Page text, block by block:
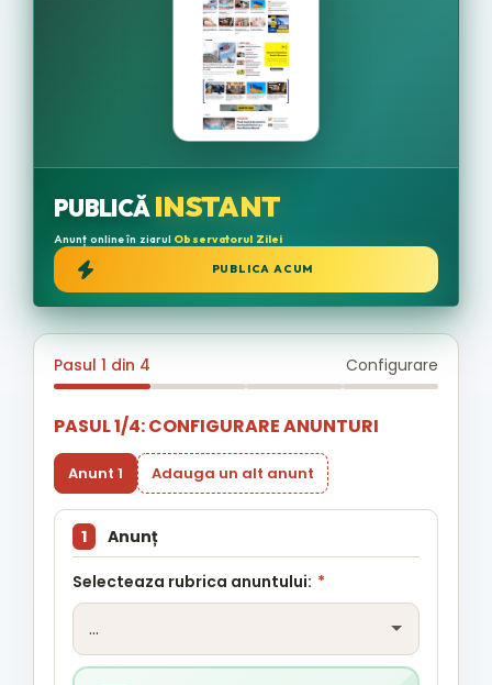
PUBLICĂINSTANT
Anunț online în ziarul Observatorul Zilei
PUBLICA ACUM
Pasul 1 din 4 Configurare
PASUL 1/4: CONFIGURARE ANUNTURI
Anunt 1 Adauga un alt anunt
1 Anunț
Selecteaza rubrica anuntului: *